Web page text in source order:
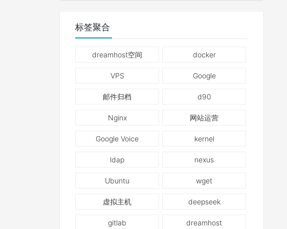
标签聚合
dreamhost空间 docker
VPS Google
邮件归档 d90
Nginx 网站运营
Google Voice kernel
ldap nexus
Ubuntu wget
虚拟主机 deepseek
gitlab dreamhost